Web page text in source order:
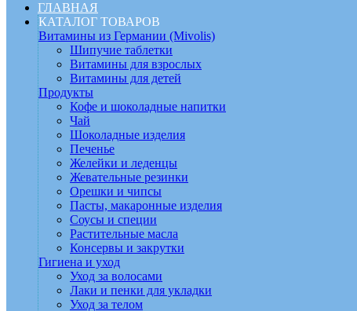
ГЛАВНАЯ
КАТАЛОГ ТОВАРОВ
Витамины из Германии (Mivolis)
Шипучие таблетки
Витамины для взрослых
Витамины для детей
Продукты
Кофе и шоколадные напитки
Чай
Шоколадные изделия
Печенье
Желейки и леденцы
Жевательные резинки
Орешки и чипсы
Пасты, макаронные изделия
Соусы и специи
Растительные масла
Консервы и закрутки
Гигиена и уход
Уход за волосами
Лаки и пенки для укладки
Уход за телом